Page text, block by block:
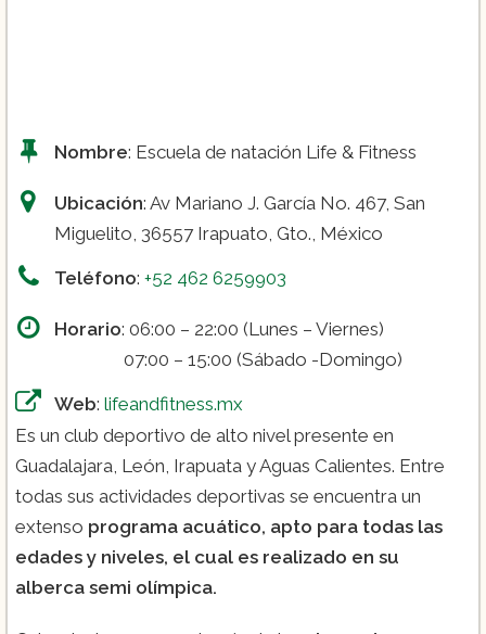
Nombre: Escuela de natación Life & Fitness
Ubicación: Av Mariano J. García No. 467, San
Miguelito, 36557 Irapuato, Gto., México
Teléfono: +52 462 6259903
Horario: 06:00 – 22:00 (Lunes – Viernes)
07:00 – 15:00 (Sábado -Domingo)
Web: lifeandfitness.mx
Es un club deportivo de alto nivel presente en
Guadalajara, León, Irapuata y Aguas Calientes. Entre
todas sus actividades deportivas se encuentra un
extenso programa acuático, apto para todas las
edades y niveles, el cual es realizado en su
alberca semi olímpica.